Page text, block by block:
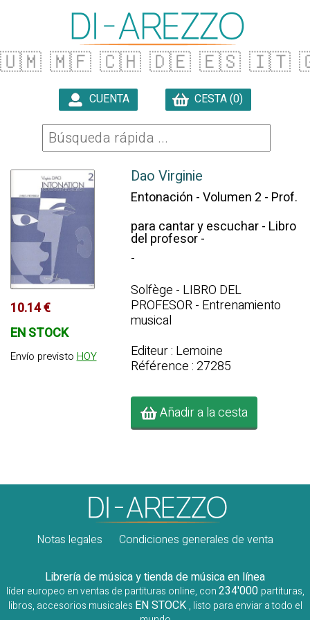
🇺🇲 🇲🇫 🇨🇭 🇩🇪 🇪🇸 🇮🇹
CUENTA CESTA (0)
10.14 €
EN STOCK
Envío previsto HOY
Dao Virginie
Entonación - Volumen 2 - Prof.
para cantar y escuchar - Libro
del profesor -
-
Solfège - LIBRO DEL
PROFESOR - Entrenamiento
musical
Editeur : Lemoine
Référence : 27285
Añadir a la cesta
Notas legales Condiciones generales de venta
Librería de música y tienda de música en línea
líder europeo en ventas de partituras online, con234'000 partituras,
libros, accesorios musicales EN STOCK , listo para enviar a todo el